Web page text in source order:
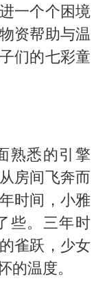
俄黑客称掌握北约直接参与袭俄证据
光伏八巨头签署“不低于成本价”倡议
女子被狗舔脚确诊三级暴露 医生回应
2026》歌王
宇树王兴兴被问了360多个问题
提升气血
良好增长态势
局
一个个困境
资帮助与温
们的七彩童
熟悉的引擎
房间飞奔而
时间，小雅
些。三年时
雀跃，少女
的温度。